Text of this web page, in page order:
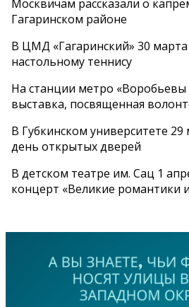
Москвичам рассказали о
Гагаринском районе
В ЦМД «Гагаринский» 30
настольному теннису
На станции метро «Воробьевы
выставка, посвященная
В Губкинском университете 29
день открытых дверей
В детском театре им. Сац 1
концерт «Великие романтики